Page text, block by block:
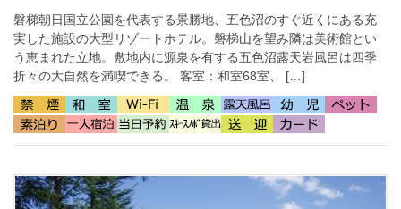
磐梯朝日国立公園を代表する景勝地、五色沼のすぐ近くにある充
実した施設の大型リゾートホテル。磐梯山を望み隣は美術館とい
う恵まれた立地。敷地内に源泉を有する五色沼露天岩風呂は四季
折々の大自然を満喫できる。 客室：和室68室、 […]